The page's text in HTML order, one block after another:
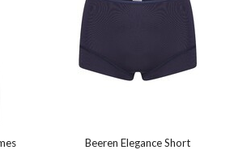
Beeren Elegance Short